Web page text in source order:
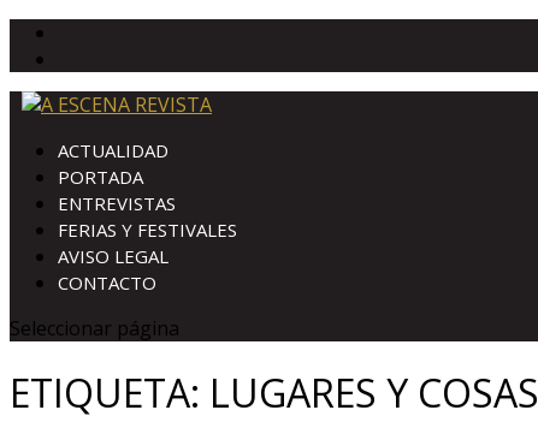
ACTUALIDAD
PORTADA
ENTREVISTAS
FERIAS Y FESTIVALES
AVISO LEGAL
CONTACTO
Seleccionar página
ETIQUETA: LUGARES Y COSAS